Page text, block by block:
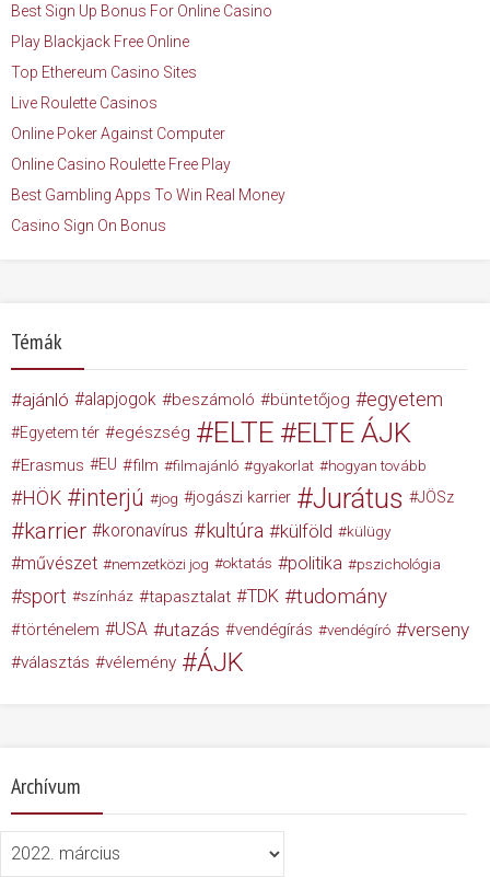
Best Sign Up Bonus For Online Casino
Play Blackjack Free Online
Top Ethereum Casino Sites
Live Roulette Casinos
Online Poker Against Computer
Online Casino Roulette Free Play
Best Gambling Apps To Win Real Money
Casino Sign On Bonus
Témák
ajánló alapjogok beszámoló büntetőjog egyetem
Egyetem tér egészség ELTE ELTE ÁJK
Erasmus EU film filmajánló gyakorlat hogyan tovább
HÖK interjú jog jogászi karrier Jurátus JÖSz
karrier koronavírus kultúra külföld külügy
művészet nemzetközi jog oktatás politika pszichológia
sport színház tapasztalat TDK tudomány
történelem USA utazás vendégírás vendégíró verseny
választás vélemény ÁJK
Archívum
Archívum